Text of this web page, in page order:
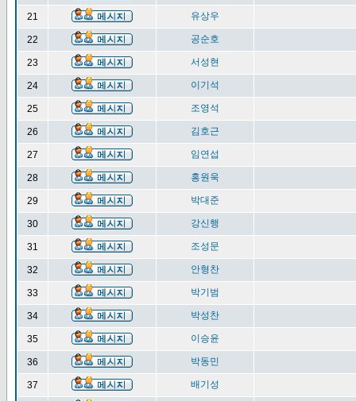
21 유상우
22 공순호
23 서성현
24 이기석
25 조영석
26 김호근
27 임연섭
28 홍원욱
29 박대준
30 강신행
31 조성문
32 안형찬
33 박기범
34 박성찬
35 이승윤
36 박동민
37 배기성